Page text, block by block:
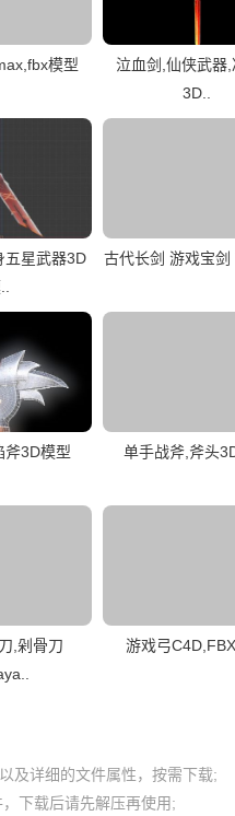
模型
泣血剑,仙侠武器,
3D..
五星武器3D
古代长剑 游戏宝剑
斧3D模型 单手战斧,斧头
,剁骨刀
游戏弓
及详细的文件属性，按需下载;
下载后请先解压再使用;